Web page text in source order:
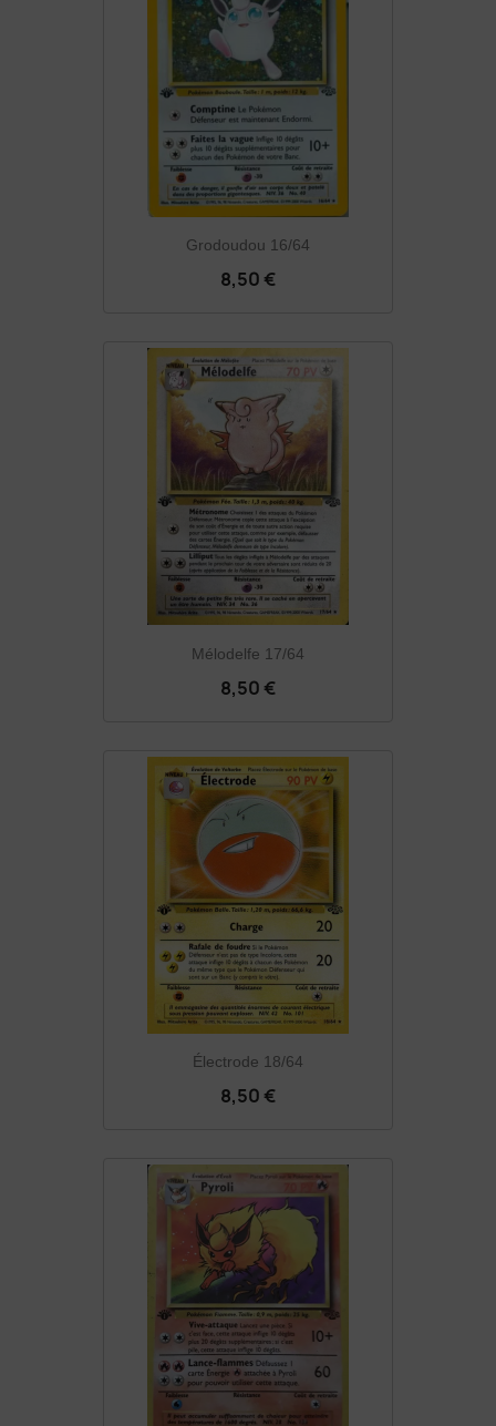
Grodoudou 16/64
8,50 €
Mélodelfe 17/64
8,50 €
Électrode 18/64
8,50 €